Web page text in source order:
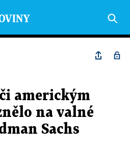
americkým
na valné
Sachs